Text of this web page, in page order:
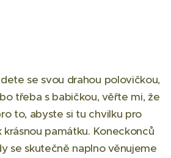
se svou drahou polovičkou,
třeba s babičkou, věřte mi, že
to, abyste si tu chvilku pro
památku. Koneckonců
se skutečně naplno věnujeme